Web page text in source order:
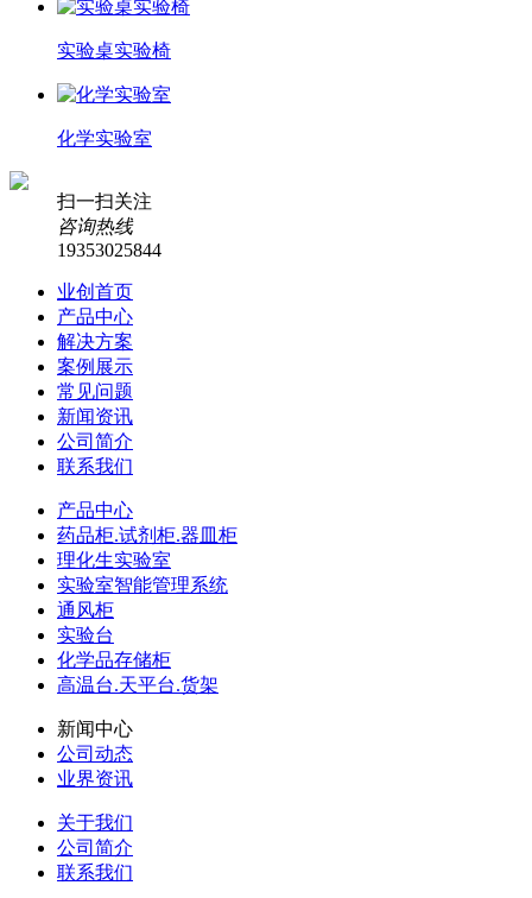
实验桌实验椅
化学实验室
扫一扫关注
咨询热线
19353025844
业创首页
产品中心
解决方案
案例展示
常见问题
新闻资讯
公司简介
联系我们
产品中心
药品柜.试剂柜.器皿柜
理化生实验室
实验室智能管理系统
通风柜
实验台
化学品存储柜
高温台.天平台.货架
新闻中心
公司动态
业界资讯
关于我们
公司简介
联系我们